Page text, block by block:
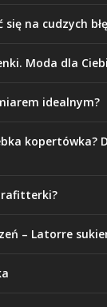
na cudzych
Moda dla
idealnym?
kopertówka?
– Latorre